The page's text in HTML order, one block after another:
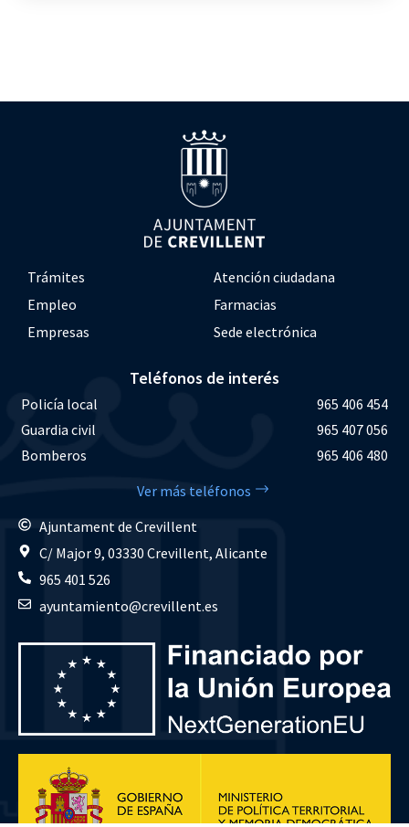
Trámites
Atención ciudadana
Empleo
Farmacias
Empresas
Sede electrónica
Teléfonos de interés
Policía local
965 406 454
Guardia civil
965 407 056
Bomberos
965 406 480
Ver más teléfonos
Ajuntament de Crevillent
C/ Major 9, 03330 Crevillent, Alicante
965 401 526
ayuntamiento@crevillent.es